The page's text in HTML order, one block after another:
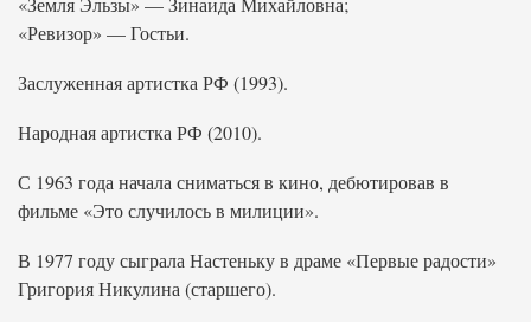
«Ревизор» — Гостьи.
Заслуженная артистка РФ (1993).
Народная артистка РФ (2010).
С 1963 года начала сниматься в кино, дебютировав в
фильме «Это случилось в милиции».
В 1977 году сыграла Настеньку в драме «Первые радости»
Григория Никулина (старшего).